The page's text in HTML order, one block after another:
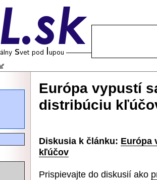
Európa vypustí
distribúciu
Diskusia k článku: Európa
kľúčov
Prispievajte do diskusií ako